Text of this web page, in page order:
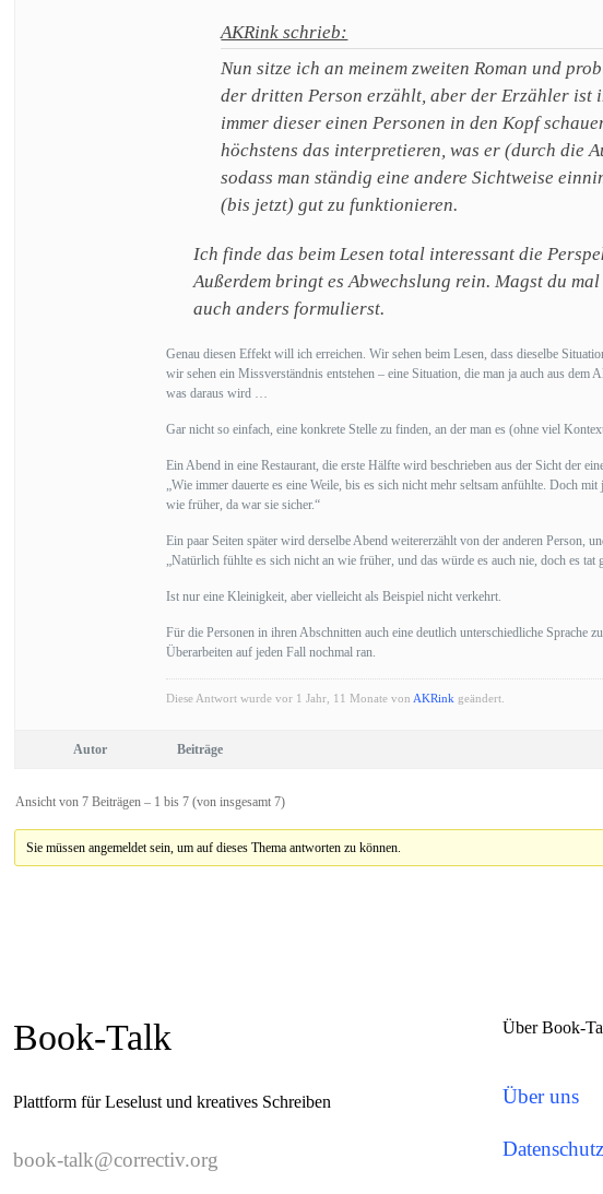
AKRink schrieb:
Nun sitze ich an meinem zweiten Roman und
der dritten Person erzählt, aber der Erzähler ist
immer dieser einen Personen in den Kopf
höchstens das interpretieren, was er (durch die
sodass man ständig eine andere Sichtweise
(bis jetzt) gut zu funktionieren.
Ich finde das beim Lesen total interessant die
Außerdem bringt es Abwechslung rein. Magst du
auch anders formulierst.
Genau diesen Effekt will ich erreichen. Wir sehen beim Lesen, dass dieselbe
wir sehen ein Missverständnis entstehen – eine Situation, die man ja auch aus
was daraus wird …
Gar nicht so einfach, eine konkrete Stelle zu finden, an der man es (ohne viel
Ein Abend in eine Restaurant, die erste Hälfte wird beschrieben aus der Sicht der
„Wie immer dauerte es eine Weile, bis es sich nicht mehr seltsam anfühlte. Doch
wie früher, da war sie sicher.“
Ein paar Seiten später wird derselbe Abend weitererzählt von der anderen Person,
„Natürlich fühlte es sich nicht an wie früher, und das würde es auch nie, doch es
Ist nur eine Kleinigkeit, aber vielleicht als Beispiel nicht verkehrt.
Für die Personen in ihren Abschnitten auch eine deutlich unterschiedliche Sprache
Überarbeiten auf jeden Fall nochmal ran.
Diese Antwort wurde vor 1 Jahr, 11 Monate von AKRink geändert.
Autor Beiträge
Ansicht von 7 Beiträgen – 1 bis 7 (von insgesamt 7)
Sie müssen angemeldet sein, um auf dieses Thema antworten zu können.
Book-Talk
Plattform für Leselust und kreatives Schreiben
book-talk@correctiv.org
Über Book-
Über uns
Datenschutz